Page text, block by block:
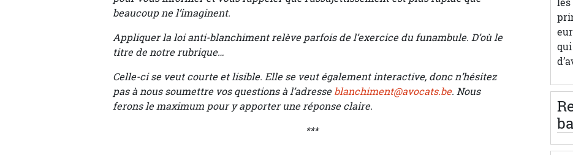
beaucoup ne l’imaginent.
Appliquer la loi anti-blanchiment relève parfois de l’exercice du funambule. D’où le
titre de notre rubrique…
Celle-ci se veut courte et lisible. Elle se veut également interactive, donc n’hésitez
pas à nous soumettre vos questions à l’adresseblanchiment@avocats.be. Nous
ferons le maximum pour y apporter une réponse claire.
***